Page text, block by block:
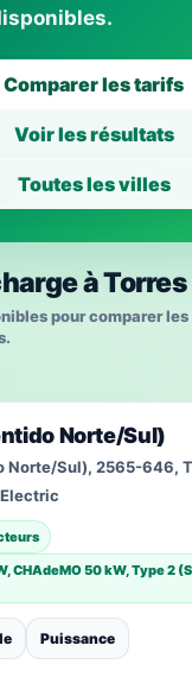
Comparer les tarifs
Voir les résultats
Toutes les villes
à
pour comparer
Norte/Sul)
Norte/Sul), 2565-646,
CHAdeMO 50 kW, Type 2
Puissance